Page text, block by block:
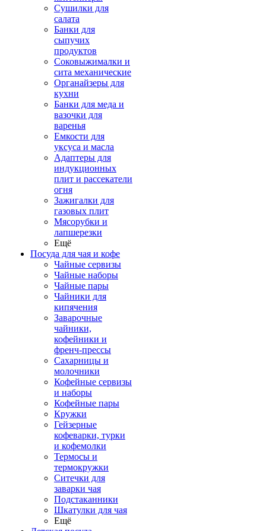
Сушилки для
салата
Банки для
сыпучих
продуктов
Соковыжималки и
сита механические
Органайзеры для
кухни
Банки для меда и
вазочки для
варенья
Емкости для
уксуса и масла
Адаптеры для
индукционных
плит и рассекатели
огня
Зажигалки для
газовых плит
Мясорубки и
лапшерезки
Ещё
Посуда для чая и кофе
Чайные сервизы
Чайные наборы
Чайные пары
Чайники для
кипячения
Заварочные
чайники,
кофейники и
френч-прессы
Сахарницы и
молочники
Кофейные сервизы
и наборы
Кофейные пары
Кружки
Гейзерные
кофеварки, турки
и кофемолки
Термосы и
термокружки
Ситечки для
заварки чая
Подстаканники
Шкатулки для чая
Ещё